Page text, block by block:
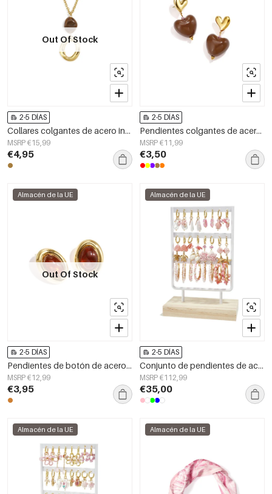
Out Of Stock
2-5 DÍAS
Collares colgantes de acero inoxidable, estilo circular, de la serie Casual Daily Simple, joyería para mujer.
MSRP €15,99
€4,95
2-5 DÍAS
Pendientes colgantes de acero inoxidable con forma de corazón, estilo casual y romántico para mujer.
MSRP €11,99
€3,50
Almacén de la UE
Out Of Stock
2-5 DÍAS
Pendientes de botón de acero inoxidable con forma elíptica, estilo casual y sencillo, de la serie para mujer.
MSRP €12,99
€3,95
Almacén de la UE
2-5 DÍAS
Conjunto de pendientes de acero inoxidable con diseño de conchas marinas, ideal para vacaciones o para disfrutar de la playa. Joyería para mujer.
MSRP €112,99
€35,00
Almacén de la UE Almacén de la UE